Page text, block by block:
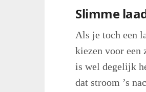
Slimme
Als je toch een
kiezen voor een
is wel degelijk
dat stroom ’s